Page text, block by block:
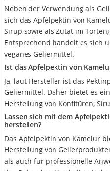
Neben der Verwendung als
sich das Apfelpektin von
Sirup sowie als Zutat im
Entsprechend handelt es sich
veganes Geliermittel.
Ist das Apfelpektin von
Ja, laut Hersteller ist das
Geliermittel. Daher bietet es
Herstellung von Konfitüren,
Lassen sich mit dem
herstellen?
Das Apfelpektin von Kamelur
Herstellung von
als auch für professionelle